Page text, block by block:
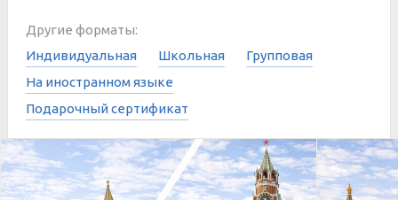
Другие форматы:
Индивидуальная
Школьная
Групповая
На иностранном языке
Подарочный сертификат